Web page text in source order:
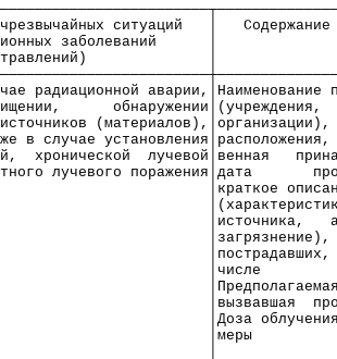
чрезвычайных ситуаций   │   Содержание
заболеваний      │
│
радиационной аварии,│Наименование
источников
в случае
хронической  лучевой│венная
лучевого поражения│дата
│краткое описание
│источника,
│загрязнение),
│пострадавших,
│числе
│Предполагаемая
│вызвавшая
│Доза облучения.
│меры